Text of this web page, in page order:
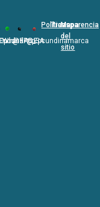
WhatsApp
@EPC_SA
@Epcundinamarca
Políticas
Transparencia
Mapa
del
sitio